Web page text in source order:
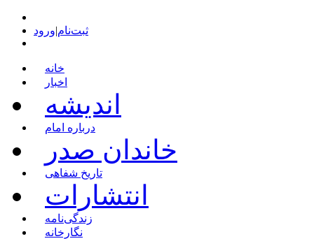
ثبت‌نام|ورود
خانه
اخبار
اندیشه
درباره امام
خاندان صدر
تاریخ شفاهی
انتشارات
زندگی‌نامه
نگارخانه